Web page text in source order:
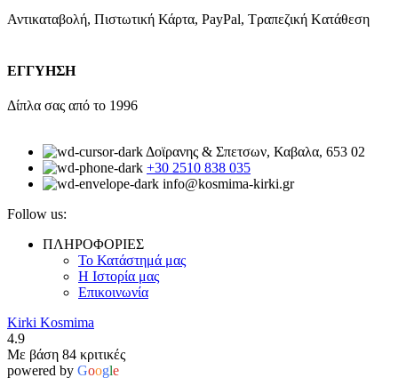
Αντικαταβολή, Πιστωτική Κάρτα, PayPal, Τραπεζική Kατάθεση
ΕΓΓΥΗΣΗ
Δίπλα σας από το 1996
Δοϊρανης & Σπετσων, Καβαλα, 653 02
+30 2510 838 035
info@kosmima-kirki.gr
Follow us:
ΠΛΗΡΟΦΟΡΙΕΣ
Το Κατάστημά μας
Η Ιστορία μας
Επικοινωνία
Kirki Kosmima
4.9
Με βάση 84 κριτικές
powered by Google